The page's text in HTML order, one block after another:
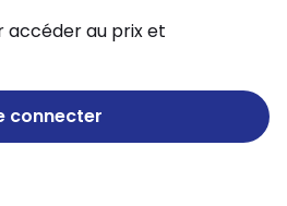
accéder au prix et
connecter